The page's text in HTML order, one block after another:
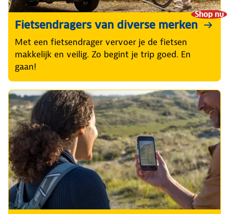
Shop nu
Fietsendragers van diverse merken
Met een fietsendrager vervoer je de fietsen
makkelijk en veilig. Zo begint je trip goed. En
gaan!